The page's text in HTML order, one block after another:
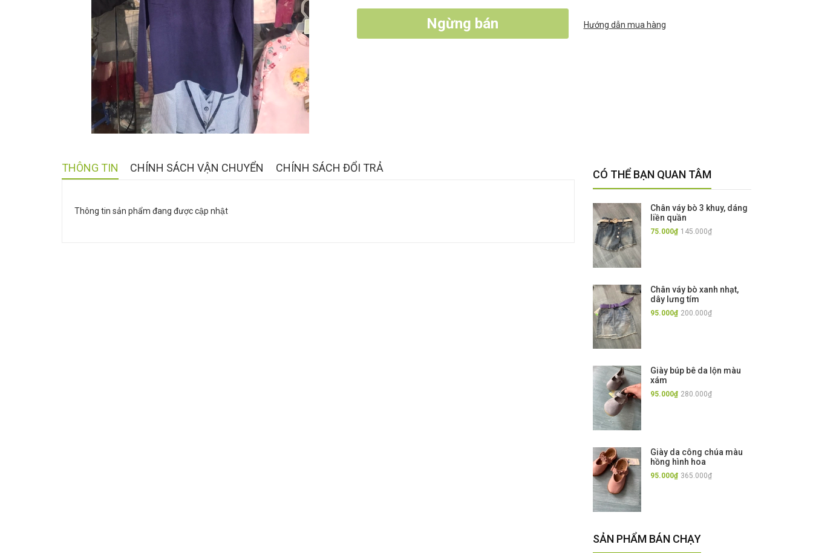
Ngừng bán Hướng dẫn mua hàng
THÔNG TIN CHÍNH SÁCH VẬN CHUYỂN CHÍNH SÁCH ĐỔI TRẢ
Thông tin sản phẩm đang được cập nhật
CÓ THỂ BẠN QUAN TÂM
Chân váy bò 3 khuy, dáng
liền quần
75.000₫ 145.000₫
Chân váy bò xanh nhạt,
dây lưng tím
95.000₫ 200.000₫
Giày búp bê da lộn màu
xám
95.000₫ 280.000₫
Giày da công chúa màu
hồng hình hoa
95.000₫ 365.000₫
SẢN PHẨM BÁN CHẠY